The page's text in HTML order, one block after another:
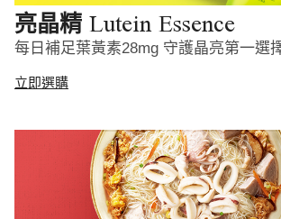
亮晶精 Lutein Essence
每日補足葉黃素28mg 守護晶亮第一選
立即選購